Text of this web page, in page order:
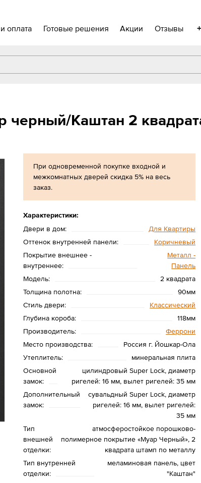
оплата Готовые решения Акции Отзывы
черный/Каштан 2
При одновременной покупке входной и
межкомнатных дверей скидка 5% на весь
заказ.
Характеристики:
Двери в дом:
Для Квартиры
Оттенок внутренней панели:
Коричневый
Покрытие внешнее -
внутреннее:
Металл -
Панель
Модель:
2 квадрата
Толщина полотна:
90мм
Стиль двери:
Классический
Глубина короба:
118мм
Производитель:
Феррони
Место производства:
Россия г. Йошкар-Ола
Утеплитель:
минеральная плита
Основной
замок:
цилиндровый Super Lock, диаметр
ригелей: 16 мм, вылет ригелей: 35 мм
Дополнительный
замок:
сувальдный Super Lock, диаметр
ригелей: 16 мм, вылет ригелей:
35 мм
Тип
внешней
отделки:
атмосферостойкое порошково-
полимерное покрытие «Муар Черный», 2
квадрата штамп по металлу
Тип внутренней
отделки:
меламиновая панель, цвет
"Каштан"